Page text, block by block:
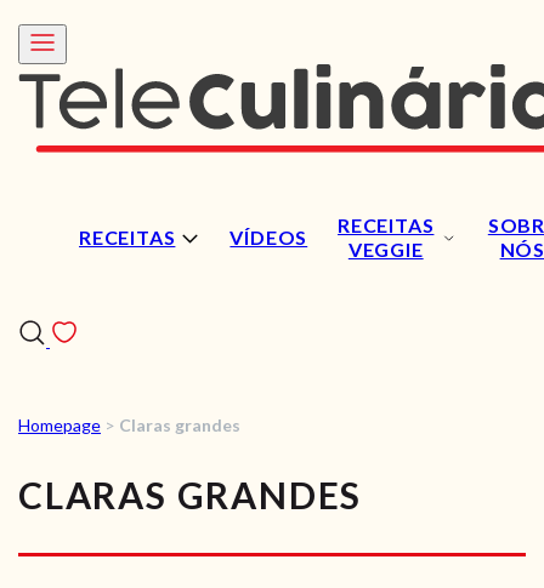
RECEITAS VÍDEOS
RECEITAS
VEGGIE
NÓS
VÍDEOS
RECEITAS VEGGIE
Homepage > Claras grandes
CLARAS GRANDES